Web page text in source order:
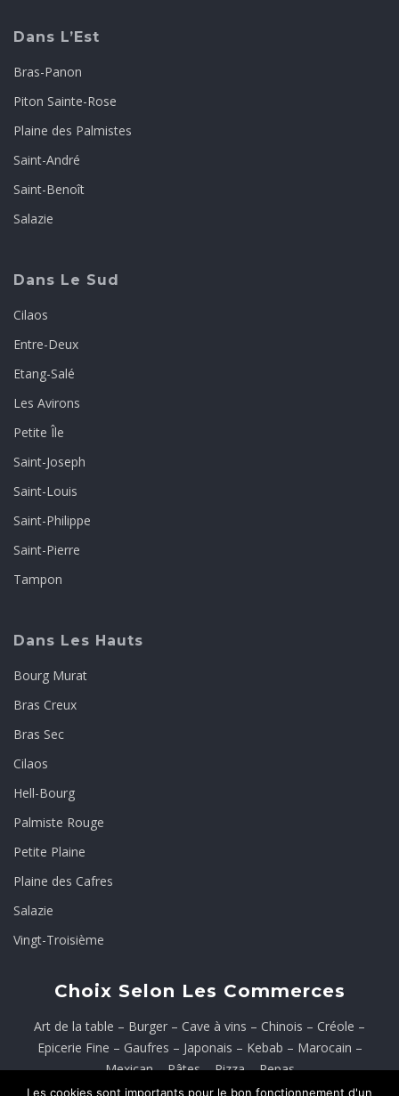
Dans L’Est
Bras-Panon
Piton Sainte-Rose
Plaine des Palmistes
Saint-André
Saint-Benoît
Salazie
Dans Le Sud
Cilaos
Entre-Deux
Etang-Salé
Les Avirons
Petite Île
Saint-Joseph
Saint-Louis
Saint-Philippe
Saint-Pierre
Tampon
Dans Les Hauts
Bourg Murat
Bras Creux
Bras Sec
Cilaos
Hell-Bourg
Palmiste Rouge
Petite Plaine
Plaine des Cafres
Salazie
Vingt-Troisième
Choix Selon Les Commerces
Art de la table – Burger – Cave à vins – Chinois – Créole –
Epicerie Fine – Gaufres – Japonais – Kebab – Marocain –
Mexican–Pâtes–Pizza–Repas
Les cookies sont importants pour le bon fonctionnement d'un